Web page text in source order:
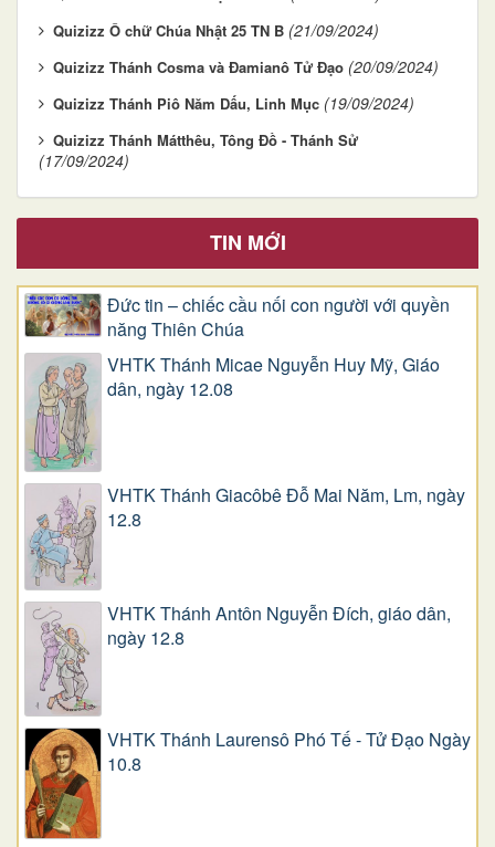
Quizizz Ô chữ Chúa Nhật 25 TN B (21/09/2024)
Quizizz Thánh Cosma và Ðamianô Tử Đạo (20/09/2024)
Quizizz Thánh Piô Năm Dấu, Linh Mục (19/09/2024)
Quizizz Thánh Mátthêu, Tông Đồ - Thánh Sử
(17/09/2024)
TIN MỚI
Đức tin – chiếc cầu nối con người với quyền
năng Thiên Chúa
VHTK Thánh Micae Nguyễn Huy Mỹ, Giáo
dân, ngày 12.08
VHTK Thánh Giacôbê Ðỗ Mai Năm, Lm, ngày
12.8
VHTK Thánh Antôn Nguyễn Ðích, giáo dân,
ngày 12.8
VHTK Thánh Laurensô Phó Tế - Tử Đạo Ngày
10.8